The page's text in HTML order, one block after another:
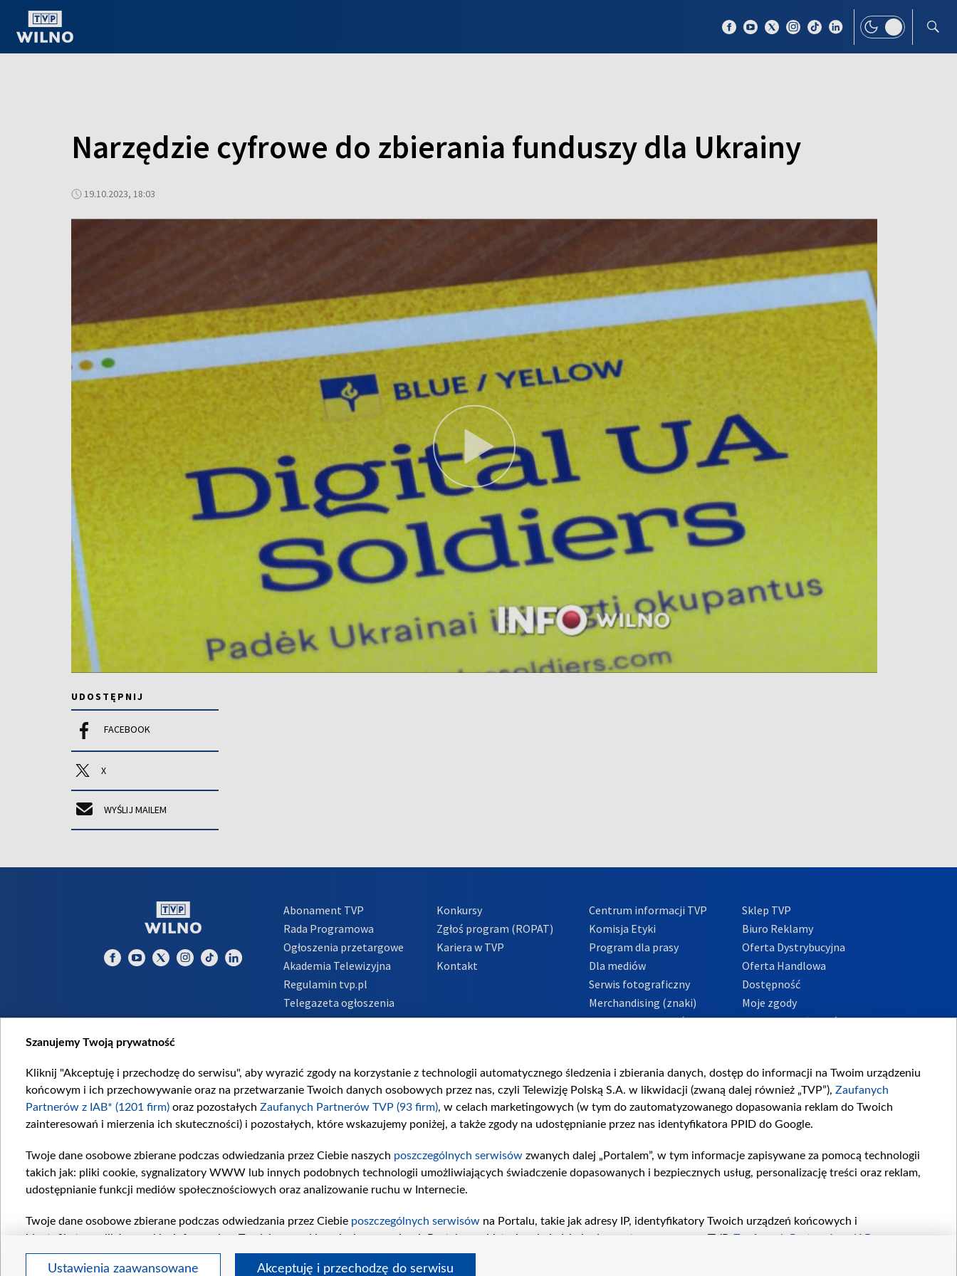
Narzędzie cyfrowe do zbierania funduszy dla Ukrainy
19.10.2023, 18:03
UDOSTĘPNIJ
FACEBOOK
X
WYŚLIJ MAILEM
Abonament TVP
Rada Programowa
Ogłoszenia przetargowe
Akademia Telewizyjna
Regulamin tvp.pl
Telegazeta ogłoszenia
Informacje o nadawcy
Konkursy
Zgłoś program (ROPAT)
Kariera w TVP
Kontakt
Centrum informacji TVP
Komisja Etyki
Program dla prasy
Dla mediów
Serwis fotograficzny
Merchandising (znaki)
Polityka Prywatności
Sklep TVP
Biuro Reklamy
Oferta Dystrybucyjna
Oferta Handlowa
Dostępność
Moje zgody
Procedura zgłoszeń
Szanujemy Twoją prywatność
Kliknij "Akceptuję i przechodzę do serwisu", aby wyrazić zgody na korzystanie z technologii automatycznego śledzenia i zbierania danych, dostęp do informacji na Twoim urządzeniu
końcowym i ich przechowywanie oraz na przetwarzanie Twoich danych osobowych przez nas, czyli Telewizję Polską S.A. w likwidacji (zwaną dalej również „TVP”), Zaufanych
Partnerów z IAB* (1201 firm) oraz pozostałych Zaufanych Partnerów TVP (93 firm), w celach marketingowych (w tym do zautomatyzowanego dopasowania reklam do Twoich
zainteresowań i mierzenia ich skuteczności) i pozostałych, które wskazujemy poniżej, a także zgody na udostępnianie przez nas identyfikatora PPID do Google.
Twoje dane osobowe zbierane podczas odwiedzania przez Ciebie naszych poszczególnych serwisów zwanych dalej „Portalem”, w tym informacje zapisywane za pomocą technologii
takich jak: pliki cookie, sygnalizatory WWW lub innych podobnych technologii umożliwiających świadczenie dopasowanych i bezpiecznych usług, personalizację treści oraz reklam,
udostępnianie funkcji mediów społecznościowych oraz analizowanie ruchu w Internecie.
Twoje dane osobowe zbierane podczas odwiedzania przez Ciebie poszczególnych serwisów na Portalu, takie jak adresy IP, identyfikatory Twoich urządzeń końcowych i
identyfikatory plików cookie, informacje o Twoich wyszukiwaniach w serwisach Portalu czy historia odwiedzin będą przetwarzane przez TVP, Zaufanych Partnerów z IAB
pozostałychZaufanych Partnerów TVP
dla realizacji następujących celów i funkcji: przechowywania informacji na urządzeniu lub dostęp do nich, wyboru podstawowych reklam,
wyboru spersonalizowanych reklam, tworzenia profilu spersonalizowanych reklam, tworzenia profilu spersonalizowanych treści, wyboru spersonalizowanych treści, pomiaru
Ustawienia zaawansowane Akceptuję i przechodzę do serwisu